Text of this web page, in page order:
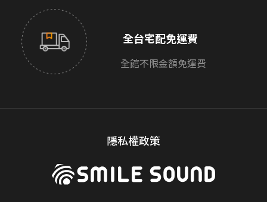
全台宅配免運費
全館不限金額免運費
隱私權政策